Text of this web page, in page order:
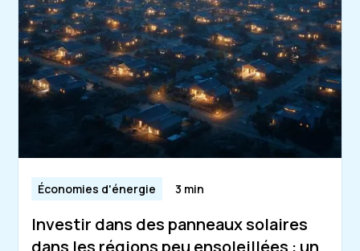
Économies d'énergie 3 min
Investir dans des panneaux solaires
dans les régions peu ensoleillées : un